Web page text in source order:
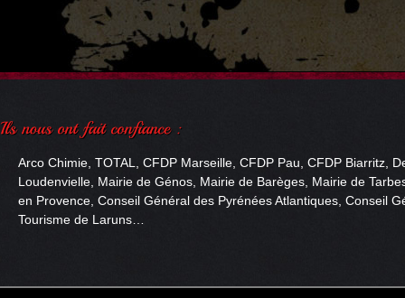
Arco Chimie, TOTAL, CFDP Marseille, CFDP Pau, CFDP Biarritz,
Loudenvielle, Mairie de Génos, Mairie de Barèges, Mairie de
en Provence, Conseil Général des Pyrénées Atlantiques, Conseil
Tourisme de Laruns…